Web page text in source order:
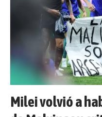
Milei volvió a